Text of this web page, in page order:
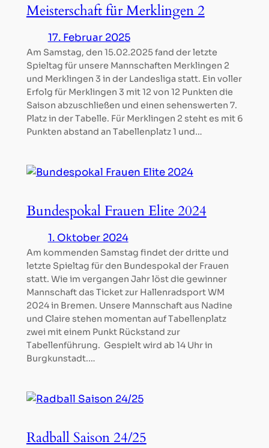
Meisterschaft für Merklingen 2
17. Februar 2025
Am Samstag, den 15.02.2025 fand der letzte
Spieltag für unsere Mannschaften Merklingen 2
und Merklingen 3 in der Landesliga statt. Ein voller
Erfolg für Merklingen 3 mit 12 von 12 Punkten die
Saison abzuschließen und einen sehenswerten 7.
Platz in der Tabelle. Für Merklingen 2 steht es mit 6
Punkten abstand an Tabellenplatz 1 und…
Bundespokal Frauen Elite 2024
1. Oktober 2024
Am kommenden Samstag findet der dritte und
letzte Spieltag für den Bundespokal der Frauen
statt. Wie im vergangen Jahr löst die gewinner
Mannschaft das Ticket zur Hallenradsport WM
2024 in Bremen. Unsere Mannschaft aus Nadine
und Claire stehen momentan auf Tabellenplatz
zwei mit einem Punkt Rückstand zur
Tabellenführung. Gespielt wird ab 14 Uhr in
Burgkunstadt.…
Radball Saison 24/25